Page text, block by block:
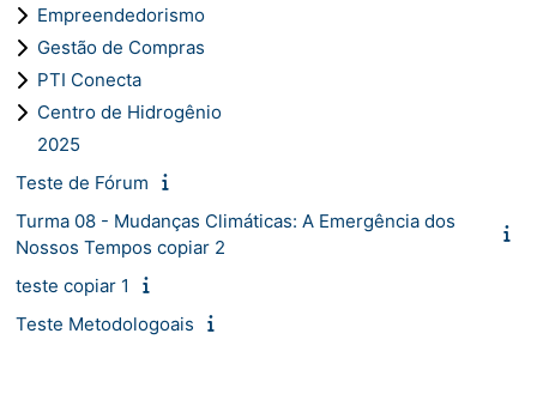
Empreendedorismo
Gestão de Compras
PTI Conecta
Centro de Hidrogênio
2025
Teste de Fórum
Turma 08 - Mudanças Climáticas: A Emergência dos
Nossos Tempos copiar 2
teste copiar 1
Teste Metodologoais